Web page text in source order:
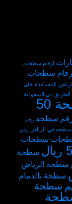
ارقام سطحات
ارقام سطحات
المساعدة على
في السعودية
رقم سطحة 50
سطحه رقم
سطحه في الرياض رقم
سطحات
سطحة
سطحة الرياض
سطحة بالدمام
سطحة